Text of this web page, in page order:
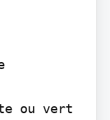
ou vert